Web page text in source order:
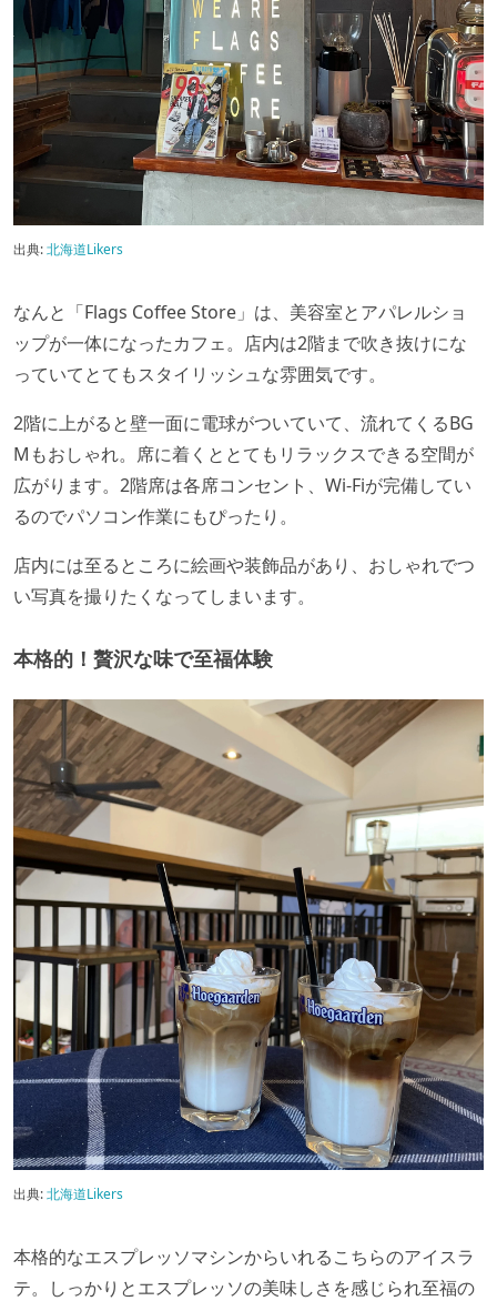
出典:北海道Likers
なんと「Flags Coffee Store」は、美容室とアパレルショ
ップが一体になったカフェ。店内は2階まで吹き抜けにな
っていてとてもスタイリッシュな雰囲気です。
2階に上がると壁一面に電球がついていて、流れてくるBG
Mもおしゃれ。席に着くととてもリラックスできる空間が
広がります。2階席は各席コンセント、Wi-Fiが完備してい
るのでパソコン作業にもぴったり。
店内には至るところに絵画や装飾品があり、おしゃれでつ
い写真を撮りたくなってしまいます。
本格的！贅沢な味で至福体験
出典:北海道Likers
本格的なエスプレッソマシンからいれるこちらのアイスラ
テ。しっかりとエスプレッソの美味しさを感じられ至福の